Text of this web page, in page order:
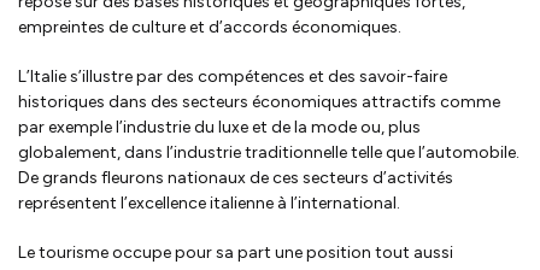
empreintes de culture et d’accords économiques.
L’Italie s’illustre par des compétences et des savoir-faire
historiques dans des secteurs économiques attractifs comme
par exemple l’industrie du luxe et de la mode ou, plus
globalement, dans l’industrie traditionnelle telle que l’automobile.
De grands fleurons nationaux de ces secteurs d’activités
représentent l’excellence italienne à l’international.
Le tourisme occupe pour sa part une position tout aussi